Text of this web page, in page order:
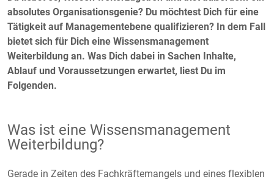
absolutes Organisationsgenie? Du möchtest Dich für eine
Tätigkeit auf Managementebene qualifizieren? In dem Fall
bietet sich für Dich eine Wissensmanagement
Weiterbildung an. Was Dich dabei in Sachen Inhalte,
Ablauf und Voraussetzungen erwartet, liest Du im
Folgenden.
Was ist eine Wissensmanagement
Weiterbildung?
Gerade in Zeiten des Fachkräftemangels und eines flexiblen